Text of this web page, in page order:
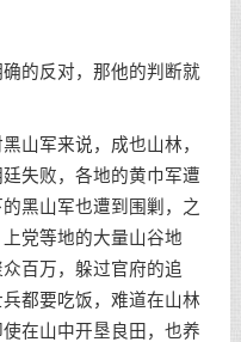
的反对，那他的判断就
军来说，成也山林，
失败，各地的黄巾军遭
黑山军也遭到围剿，之
党等地的大量山谷地
百万，躲过官府的追
都要吃饭，难道在山林
在山中开垦良田，也养